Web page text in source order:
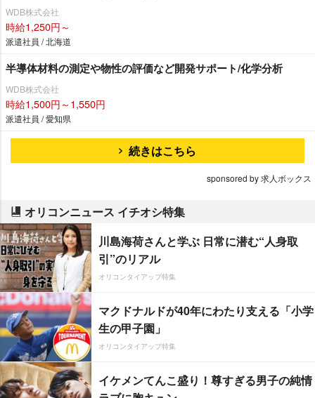
WDB株式会社
時給1,250円～
派遣社員 / 北海道
半導体材料の測定や物性の評価など開発サポート/化学分析
WDB株式会社
時給1,500円～1,550円
派遣社員 / 愛知県
続きはこちら
sponsored by 求人ボックス
オリコンニュース イチオシ特集
川島海荷さんと学ぶ 日常に潜む“人身取
引”のリアル
オリコンタイアップ特集
マクドナルドが40年にわたり支える「小学
生の甲子園」
オリコンタイアップ特集
イケメンてんこ盛り！尊すぎる男子の純情